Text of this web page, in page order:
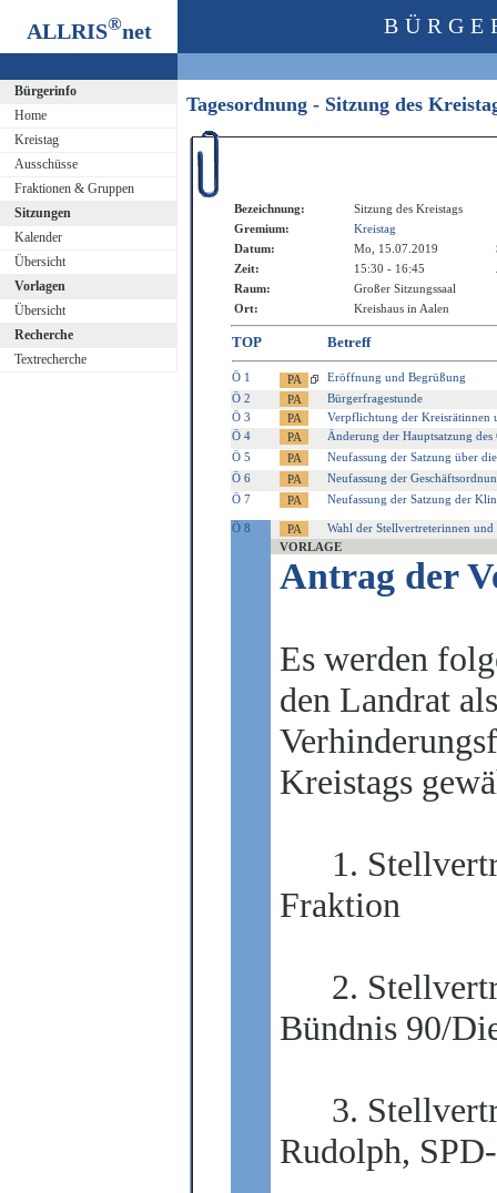
ALLRIS®net
Bürgerinfo
Home
Kreistag
Ausschüsse
Fraktionen & Gruppen
Sitzungen
Kalender
Übersicht
Vorlagen
Übersicht
Recherche
Textrecherche
Tagesordnung - Sitzung des
Bezeichnung:
Sitzung des Kreistags
Gremium:
Kreistag
Datum:
Mo, 15.07.2019
Zeit:
15:30 - 16:45
Raum:
Großer Sitzungssaal
Ort:
Kreishaus in Aalen
TOP Betreff
Ö 1
Eröffnung und Begrüßung
Ö 2
Bürgerfragestunde
Ö 3
Verpflichtung der Kreisrätinnen
Ö 4
Änderung der Hauptsatzung des
Ö 5
Neufassung der Satzung über
Ö 6
Neufassung der
Ö 7
Neufassung der Satzung der
Ö 8
Wahl der Stellvertreterinnen und
VORLAGE
Antrag der
Es werden
den Landrat
Kreistags
1.
Fraktion
2.
Bündnis 90/
3.
Rudolph,